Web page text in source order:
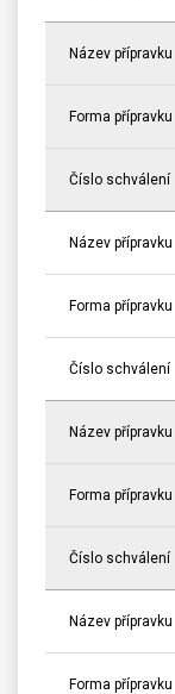
Název přípravku
Forma přípravku
Číslo schválení
Název přípravku
Forma přípravku
Číslo schválení
Název přípravku
Forma přípravku
Číslo schválení
Název přípravku
Forma přípravku